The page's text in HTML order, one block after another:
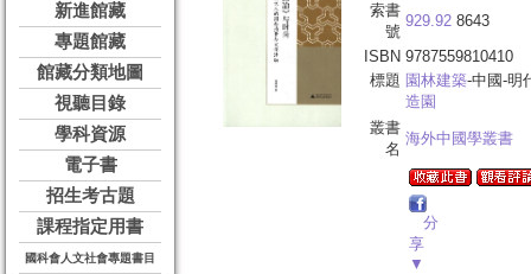
新進館藏
專題館藏
館藏分類地圖
視聽目錄
學科資源
電子書
招生考古題
課程指定用書
國科會人文社會專題書目
索書
號
929.92 8643
ISBN 9787559810410
標題 園林建築-中國-明
造園
叢書
名
海外中國學叢書
分
享
▼